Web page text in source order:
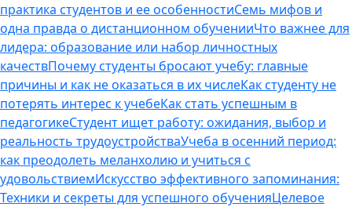
практика студентов и ее особенностиСемь мифов и
одна правда о дистанционном обученииЧто важнее для
лидера: образование или набор личностных
качествПочему студенты бросают учебу: главные
причины и как не оказаться в их числеКак студенту не
потерять интерес к учебеКак стать успешным в
педагогикеСтудент ищет работу: ожидания, выбор и
реальность трудоустройстваУчеба в осенний период:
как преодолеть меланхолию и учиться с
удовольствиемИскусство эффективного запоминания:
Техники и секреты для успешного обученияЦелевое